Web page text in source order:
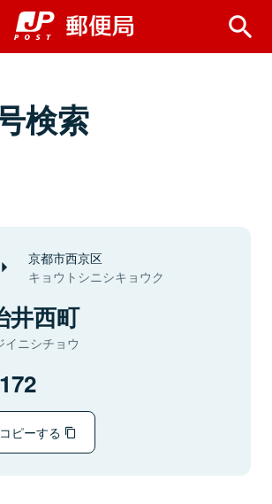
検索
京都市西京区
キョウトシニシキョウク
井西町
イニシチョウ
ピーする